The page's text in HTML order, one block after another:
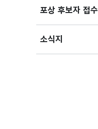
포상 후보자 접수
소식지